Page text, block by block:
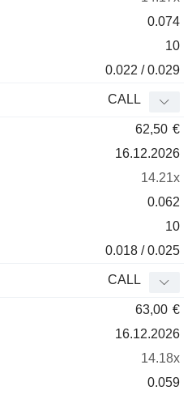
0.074
10
0.022 / 0.029
CALL
62,50 €
16.12.2026
14.21x
0.062
10
0.018 / 0.025
CALL
63,00 €
16.12.2026
14.18x
0.059